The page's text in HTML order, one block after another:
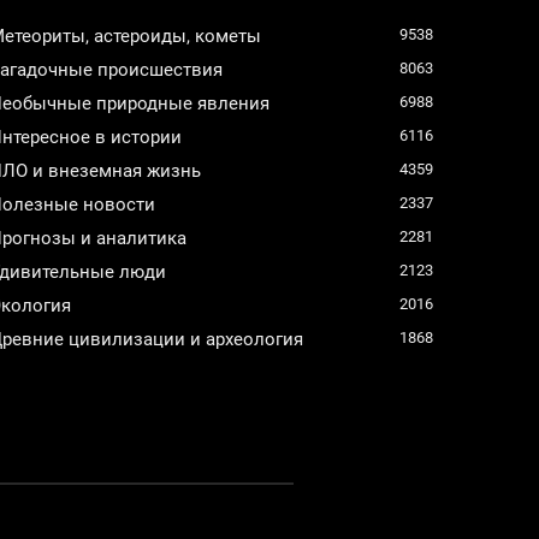
астероиды, кометы 9538
происшествия 8063
природные явления 6988
в истории 6116
и внеземная жизнь 4359
новости 2337
и аналитика 2281
люди 2123
2016
цивилизации и археология 1868